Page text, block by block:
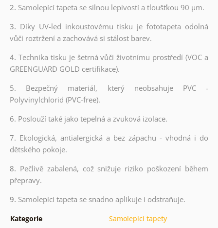
2. Samolepící tapeta se silnou lepivostí a tloušťkou 90 µm.
3. Díky UV-led inkoustovému tisku je fototapeta odolná
vůči roztržení a zachovává si stálost barev.
4. Technika tisku je šetrná vůči životnímu prostředí (VOC a
GREENGUARD GOLD certifikace).
5. Bezpečný materiál, který neobsahuje PVC -
Polyvinylchlorid (PVC-free).
6. Poslouží také jako tepelná a zvuková izolace.
7. Ekologická, antialergická a bez zápachu - vhodná i do
dětského pokoje.
8. Pečlivě zabalená, což snižuje riziko poškození během
přepravy.
9. Samolepící tapeta se snadno aplikuje i odstraňuje.
Kategorie Samolepící tapety